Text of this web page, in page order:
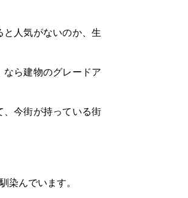
人気がないのか、生
ら建物のグレードア
今街が持っている街
んでいます。